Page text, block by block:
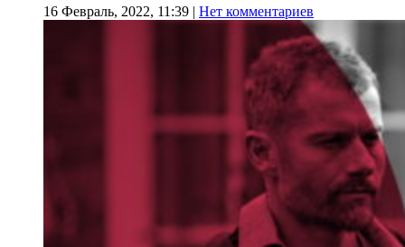
16 Февраль, 2022, 11:39 | Нет комментариев